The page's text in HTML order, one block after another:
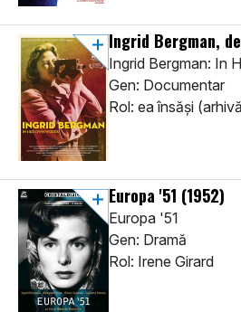
Ingrid Bergman,
Ingrid Bergman: In
Gen: Documentar
Rol: ea însăși
Europa '51 (1952)
Europa '51
Gen: Dramă
Rol: Irene Girard